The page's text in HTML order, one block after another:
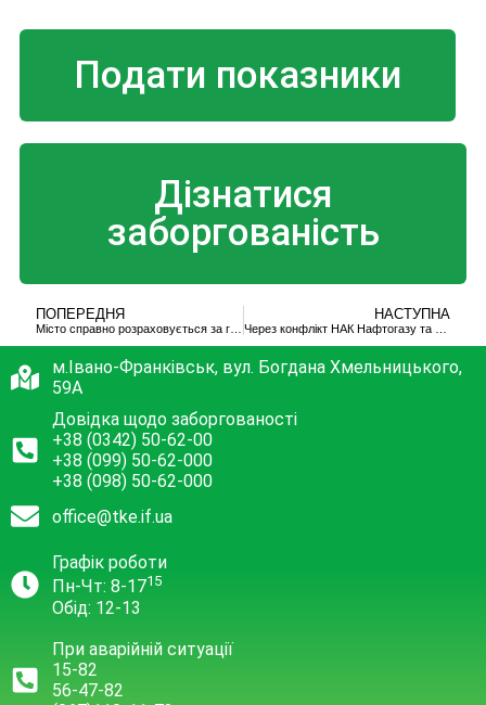
Подати показники
Дізнатися
заборгованість
ПОПЕРЕДНЯ НАСТУПНА
м.Івано-Франківськ, вул. Богдана Хмельницького,
59А
Довідка щодо заборгованості
+38 (0342) 50-62-00
+38 (099) 50-62-000
+38 (098) 50-62-000
office@tke.if.ua
Графік роботи
Пн-Чт: 8-1715
Обід: 12-13
При аварійній ситуації
15-82
56-47-82